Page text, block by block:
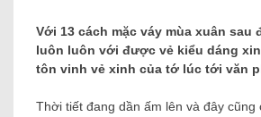
Với 13 cách mặc váy mùa xuân sau
luôn luôn với được vẻ kiểu dáng
tôn vinh vẻ xinh của tớ lúc tới văn
Thời tiết đang dần ấm lên và đây cũng